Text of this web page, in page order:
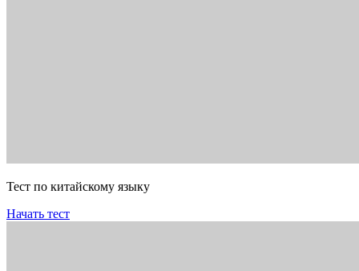
Тест по китайскому языку
Начать тест